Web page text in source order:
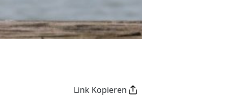
Link Kopieren